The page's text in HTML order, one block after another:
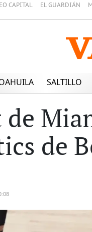
CAPITAL EL GUARDIÁN
SALTILLO
de
de